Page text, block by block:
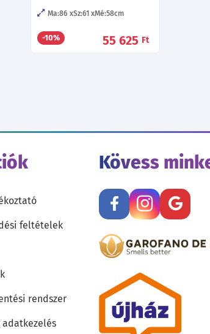
Ma:86 Sz:61 Mé:58cm
-10% 55 625 Ft
feltételek
rendszer
Kövess